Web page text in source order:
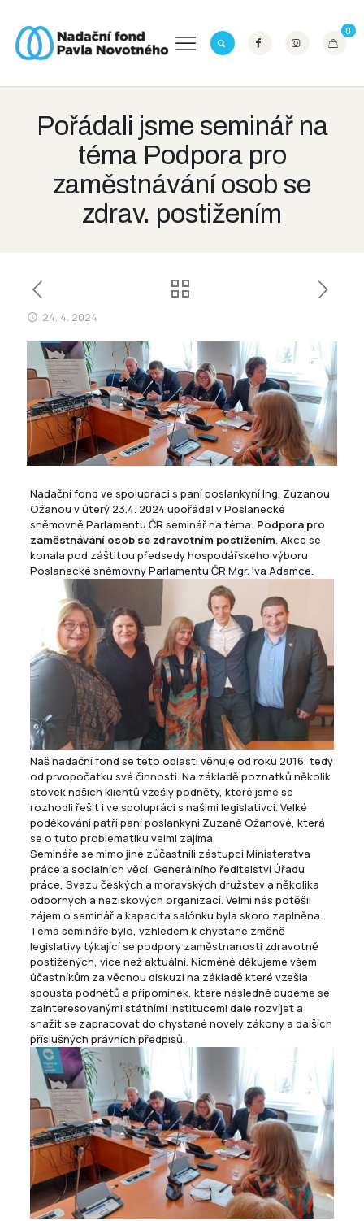
0
Pořádali jsme seminář na
téma Podpora pro
zaměstnávání osob se
zdrav. postižením
24. 4. 2024
Nadační fond ve spolupráci s paní poslankyní Ing. Zuzanou
Ožanou v úterý 23.4. 2024 upořádal v Poslanecké
sněmovně Parlamentu ČR seminář na téma: Podpora pro
zaměstnávání osob se zdravotním postižením. Akce se
konala pod záštitou předsedy hospodářského výboru
Poslanecké sněmovny Parlamentu ČR Mgr. Iva Adamce.
Náš nadační fond se této oblasti věnuje od roku 2016, tedy
od prvopočátku své činnosti. Na základě poznatků několik
stovek našich klientů vzešly podněty, které jsme se
rozhodli řešit i ve spolupráci s našimi legislativci. Velké
poděkování patří paní poslankyni Zuzaně Ožanové, která
se o tuto problematiku velmi zajímá.
Semináře se mimo jiné zúčastnili zástupci Ministerstva
práce a sociálních věcí, Generálního ředitelství Úřadu
práce, Svazu českých a moravských družstev a několika
odborných a neziskových organizací. Velmi nás potěšil
zájem o seminář a kapacita salónku byla skoro zaplněna.
Téma semináře bylo, vzhledem k chystané změně
legislativy týkající se podpory zaměstnanosti zdravotně
postižených, více než aktuální. Nicméně děkujeme všem
účastníkům za věcnou diskuzi na základě které vzešla
spousta podnětů a připomínek, které následně budeme se
zainteresovanými státními institucemi dále rozvíjet a
snažit se zapracovat do chystané novely zákony a dalších
příslušných právních předpisů.